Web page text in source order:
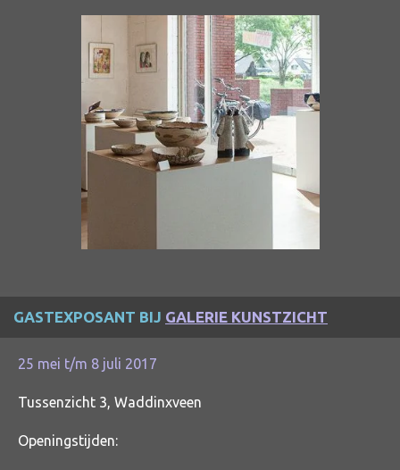
GASTEXPOSANT BIJ GALERIE KUNSTZICHT
25 mei t/m 8 juli 2017
Tussenzicht 3, Waddinxveen
Openingstijden: